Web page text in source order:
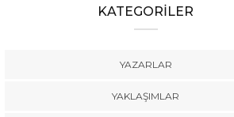
KATEGORİLER
YAZARLAR
YAKLAŞIMLAR